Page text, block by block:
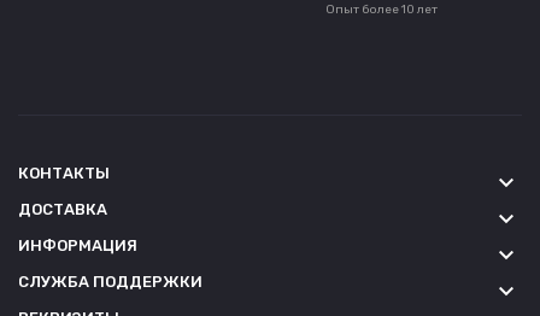
Опыт более 10 лет
КОНТАКТЫ keyboard_arrow_down
ДОСТАВКА keyboard_arrow_down
ИНФОРМАЦИЯ keyboard_arrow_down
СЛУЖБА ПОДДЕРЖКИ keyboard_arrow_down